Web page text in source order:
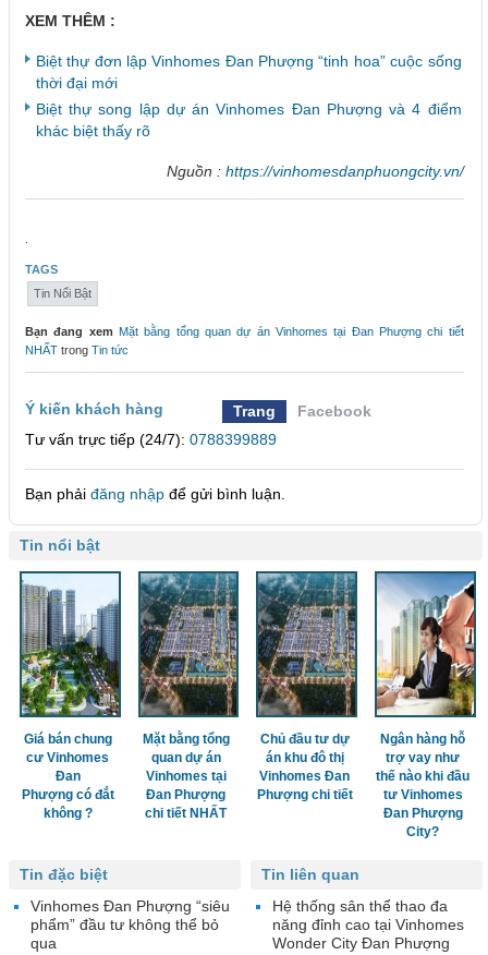
XEM THÊM :
Biệt thự đơn lập Vinhomes Đan Phượng “tinh hoa” cuộc sống
thời đại mới
Biệt thự song lập dự án Vinhomes Đan Phượng và 4 điểm
khác biệt thấy rõ
Nguồn : https://vinhomesdanphuongcity.vn/
TAGS
Tin Nổi Bật
Bạn đang xem Mặt bằng tổng quan dự án Vinhomes tại Đan Phượng chi tiết
NHẤT trong Tin tức
Ý kiến khách hàng Trang
Facebook
Tư vấn trực tiếp (24/7): 0788399889
Bạn phải đăng nhập để gửi bình luận.
Tin nổi bật
Giá bán chung
cư Vinhomes
Đan
Phượng có đắt
không ?
Mặt bằng tổng
quan dự án
Vinhomes tại
Đan Phượng
chi tiết NHẤT
Chủ đầu tư dự
án khu đô thị
Vinhomes Đan
Phượng chi tiết
Ngân hàng hỗ
trợ vay như
thế nào khi đầu
tư Vinhomes
Đan Phượng
City?
Tin liên quan
Hệ thống sân thể thao đa
năng đỉnh cao tại Vinhomes
Wonder City Đan Phượng
Tin đặc biệt
Vinhomes Đan Phượng “siêu
phẩm” đầu tư không thể bỏ
qua